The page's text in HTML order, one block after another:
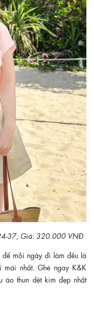
37; Giá: 320.000 VNĐ
để mỗi ngày đi làm đều là
mái nhất. Ghé ngay K&K
áo thun dệt kim đẹp nhất